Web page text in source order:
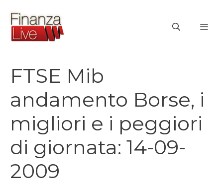
contenuto
FTSE Mib
andamento Borse, i
migliori e i peggiori
di giornata: 14-09-
2009